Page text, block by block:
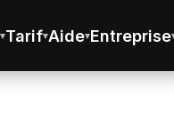
Tarif Aide Entreprise